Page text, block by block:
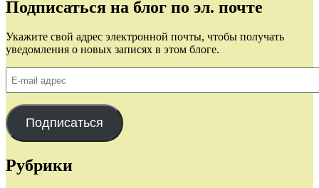
записям
Подписаться на блог по эл. почте
Укажите свой адрес электронной почты, чтобы получать
уведомления о новых записях в этом блоге.
mail
Подписаться
Рубрики